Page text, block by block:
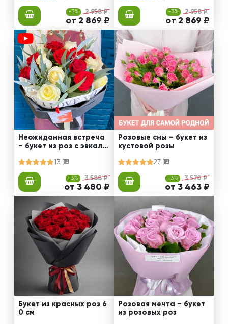
-3% 2 958 ₽
от 2 869 ₽
-3% 2 958 ₽
от 2 869 ₽
Неожиданная встреча
– букет из роз с эвкали
13
-3% 3 588 ₽
от 3 480 ₽
Розовые сны – букет из
кустовой розы
27
-3% 3 570 ₽
от 3 463 ₽
Букет из красных роз 6
0 см
Розовая мечта – букет
из розовых роз